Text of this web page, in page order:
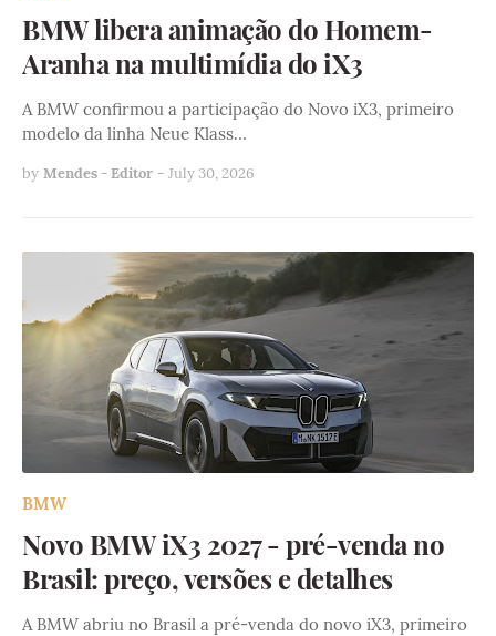
BMW libera animação do Homem-
Aranha na multimídia do iX3
A BMW confirmou a participação do Novo iX3, primeiro
modelo da linha Neue Klass…
by Mendes - Editor - July 30, 2026
BMW
Novo BMW iX3 2027 - pré-venda no
Brasil: preço, versões e detalhes
A BMW abriu no Brasil a pré-venda do novo iX3, primeiro